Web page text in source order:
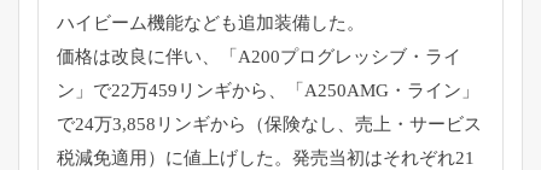
ハイビーム機能なども追加装備した。
価格は改良に伴い、「A200プログレッシブ・ライ
ン」 で22万459リンギから、「A250AMG・ライン」
で24万3,858リンギから（保険なし、売上・ サービス
税減免適用）に値上げした。 発売当初はそれぞれ21